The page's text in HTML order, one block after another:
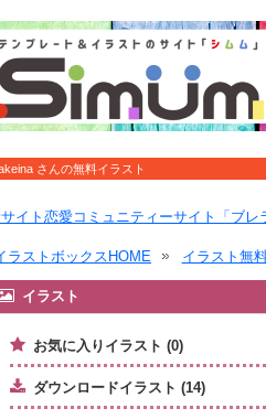
さんの無料イラスト
イト恋愛コミュニティーサイト「ブレ
ラストボックスHOME イラスト無
イラスト
お気に入りイラスト (0)
ダウンロードイラスト (14)